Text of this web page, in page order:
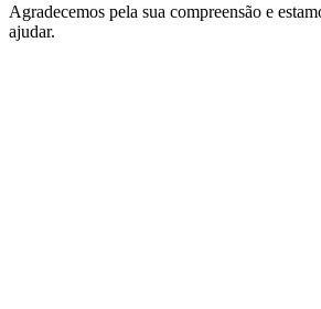
Agradecemos pela sua compreensão e
ajudar.